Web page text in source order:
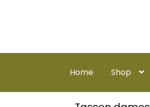
door
naar
Home Shop